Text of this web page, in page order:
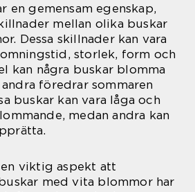
en gemensam egenskap,
mellan olika buskar
Dessa skillnader kan vara
storlek, form och
kan några buskar blomma
föredrar sommaren
buskar kan vara låga och
medan andra kan
viktig aspekt att
med vita blommor har